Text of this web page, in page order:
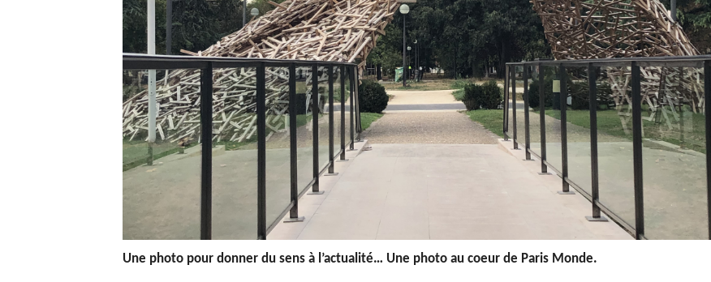
Une photo pour donner du sens à l’actualité… Une photo au coeur de Paris Monde.